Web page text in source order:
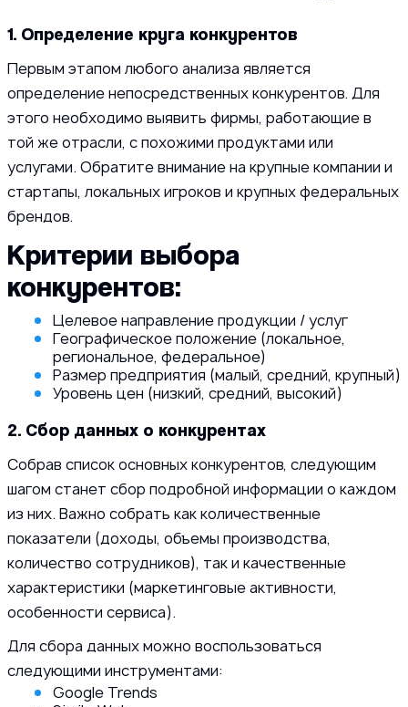
1. Определение круга конкурентов
Первым этапом любого анализа является
определение непосредственных конкурентов. Для
этого необходимо выявить фирмы, работающие в
той же отрасли, с похожими продуктами или
услугами. Обратите внимание на крупные компании и
стартапы, локальных игроков и крупных федеральных
брендов.
Критерии выбора
конкурентов:
Целевое направление продукции / услуг
Географическое положение (локальное,
региональное, федеральное)
Размер предприятия (малый, средний, крупный)
Уровень цен (низкий, средний, высокий)
2. Сбор данных о конкурентах
Собрав список основных конкурентов, следующим
шагом станет сбор подробной информации о каждом
из них. Важно собрать как количественные
показатели (доходы, объемы производства,
количество сотрудников), так и качественные
характеристики (маркетинговые активности,
особенности сервиса).
Для сбора данных можно воспользоваться
следующими инструментами:
Google Trends